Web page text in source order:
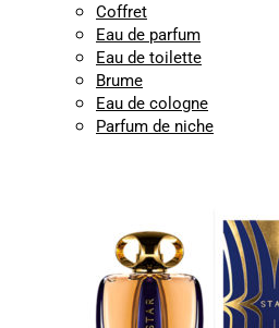
Coffret
Eau de parfum
Eau de toilette
Brume
Eau de cologne
Parfum de niche